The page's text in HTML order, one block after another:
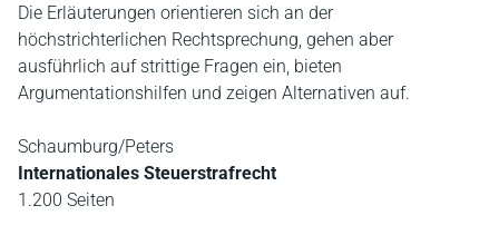
Die Erläuterungen orientieren sich an der
höchstrichterlichen Rechtsprechung, gehen aber
ausführlich auf strittige Fragen ein, bieten
Argumentationshilfen und zeigen Alternativen auf.
Schaumburg/Peters
Internationales Steuerstrafrecht
1.200 Seiten